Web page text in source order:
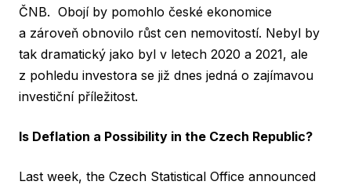
ČNB. Obojí by pomohlo české ekonomice
a zároveň obnovilo růst cen nemovitostí. Nebyl by
tak dramatický jako byl v letech 2020 a 2021, ale
z pohledu investora se již dnes jedná o zajímavou
investiční příležitost.
Is Deflation a Possibility in the Czech Republic?
Last week, the Czech Statistical Office announced